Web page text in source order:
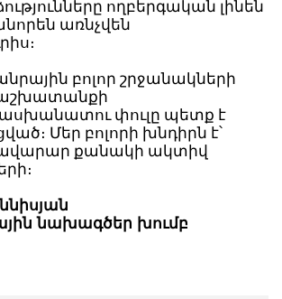
ողբերգական լինեն
առնչվեն
բոլոր շրջանակների
փուլը պետք է
Մեր բոլորի խնդիրն է՝
քանակի ակտիվ
նախագծեր խումբ